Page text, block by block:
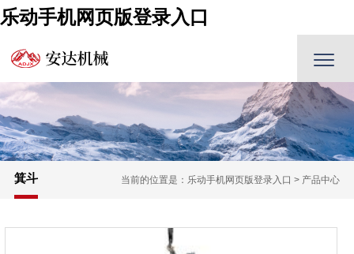
乐动手机网页版登录入口
箕斗 当前的位置是： 乐动手机网页版登录入口 > 产品中心